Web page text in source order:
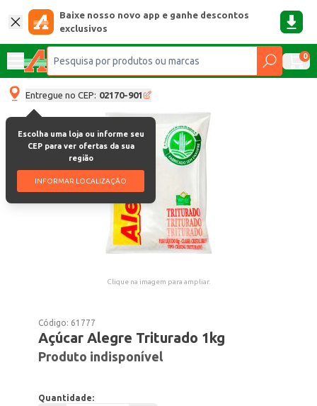
Baixe nosso novo app e ganhe descontos
exclusivos
0
Entregue no CEP: 02170-901
Escolha uma loja ou informe seu
CEP para ver ofertas da sua
região
INFORMAR LOCALIZAÇÃO
Clique na imagem para ampliar.
Código: 61777
Açúcar Alegre Triturado 1kg
Produto indisponível
Quantidade: